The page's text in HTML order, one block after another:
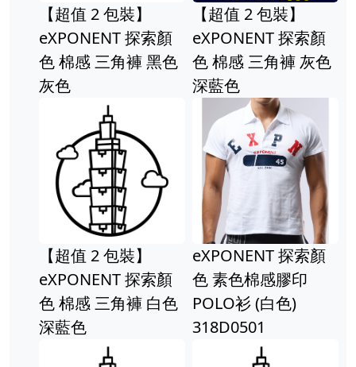
【超值 2 包裝】
eXPONENT 探索顏
色 棉感 三角褲 黑色
灰色
【超值 2 包裝】
eXPONENT 探索顏
色 棉感 三角褲 灰色
深藍色
【超值 2 包裝】
eXPONENT 探索顏
色 棉感 三角褲 白色
深藍色
eXPONENT 探索顏
色 素色棉感膠印
POLO衫 (白色)
318D0501